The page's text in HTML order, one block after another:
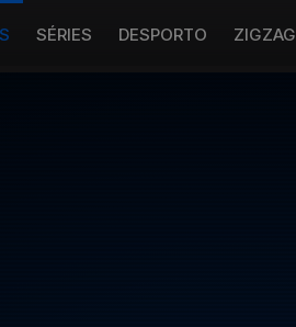
SÉRIES DESPORTO ZIGZAG